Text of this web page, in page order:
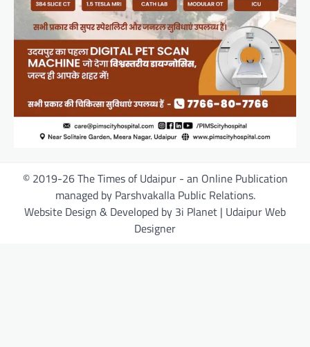
© 2019-26 The Times of Udaipur - an Online Publication
managed by Parshvakalla Public Relations.
Website Design & Developed by 3i Planet | Udaipur Web
Designer